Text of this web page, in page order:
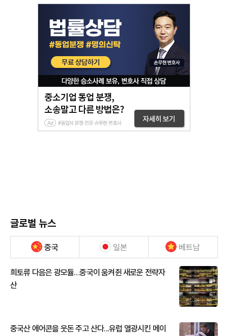
글로벌 뉴스
중국 일본 베트남
희토류 다음은 광모듈…중국이 움켜쥔 새로운 전략자
산
중국산 에어콘을 웃돈 주고 산다...유럽 열광시킨 메이